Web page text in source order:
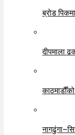
ब्रोड
दीपमाला